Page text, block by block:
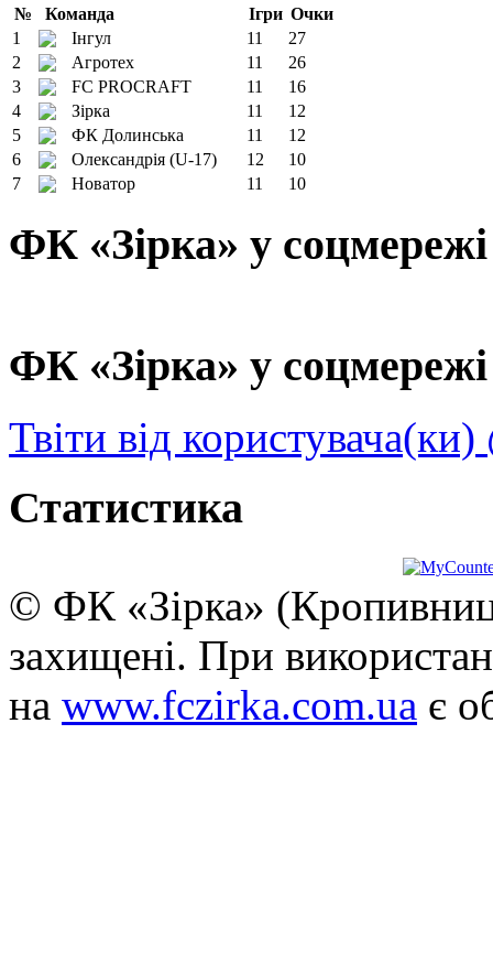
№ Команда Ігри Очки
1
Інгул 11
27
2
Агротех 11
26
3
FC PROCRAFT 11
16
4
Зірка 11
12
5
ФК Долинська 11
12
6
Олександрія (U-17) 12
10
7
Новатор 11 10
ФК «Зірка» у
ФК «Зірка» у
Твіти від
Статистика
© ФК «Зірка»
захищені. При
на www.fczirka.com.ua є